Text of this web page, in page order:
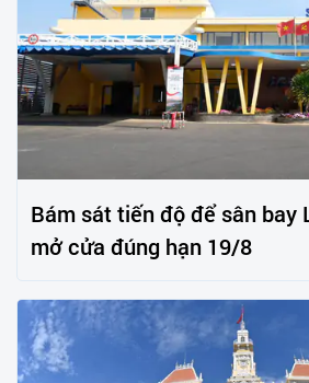
Bám sát tiến độ để sân bay
mở cửa đúng hạn 19/8